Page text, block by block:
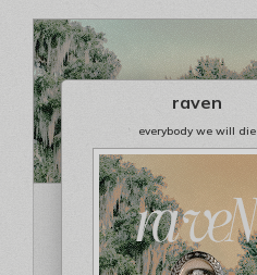
raven
everybody we will die